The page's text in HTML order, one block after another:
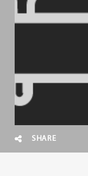
SHARE